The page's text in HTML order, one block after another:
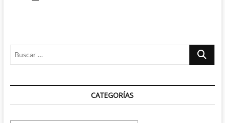
3?
(I):
semana
Iron
Buscar
CATEGORÍAS